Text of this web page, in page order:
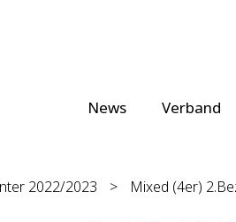
News Verband
2022/2023 >
Mixed (4er)